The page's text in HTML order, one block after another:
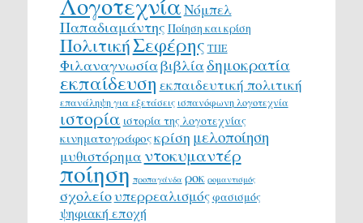
Νόμπελ
Παπαδιαμάντης Ποίηση και κρίση
ΠολιτικήΣεφέρης ΤΠΕ
Φιλαναγνωσίαβιβλίαδημοκρατία
εκπαίδευση εκπαιδευτική πολιτική
επανάληψη για εξετάσεις ισπανόφωνη λογοτεχνία
ιστορία ιστορία της λογοτεχνίας
κινηματογράφοςκρίση μελοποίηση
μυθιστόρημα ντοκυμαντέρ
ποίηση προπαγάνδα ροκ ρομαντισμός
σχολείουπερρεαλισμόςφασισμός
ψηφιακή εποχή